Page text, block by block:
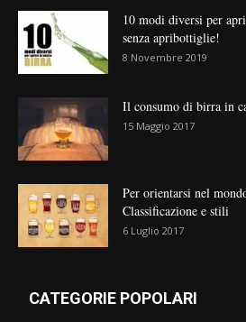
10 modi diversi per
senza apribottiglie!
8 Novembre 2019
Il consumo di birra in
15 Maggio 2017
Per orientarsi nel
Classificazione e stili
6 Luglio 2017
CATEGORIE POPOLARI